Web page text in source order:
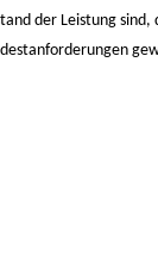
der Leistung